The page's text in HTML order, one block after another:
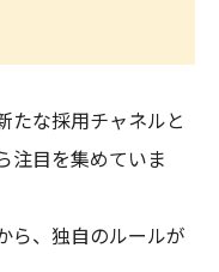
たな採用チャネルと
注目を集めていま
ら、独自のルールが